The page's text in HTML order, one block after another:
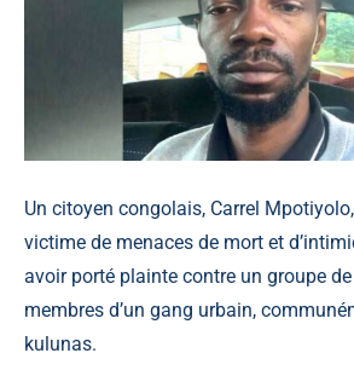
Un citoyen congolais, Carrel
victime de menaces de mort et
avoir porté plainte contre un groupe
membres d’un gang urbain,
kulunas.